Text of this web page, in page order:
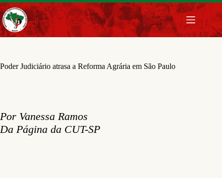
Pular
para
o
conteúdo
Poder Judiciário atrasa a Reforma Agrária em São Paulo
Por Vanessa Ramos
Da Página da CUT-SP